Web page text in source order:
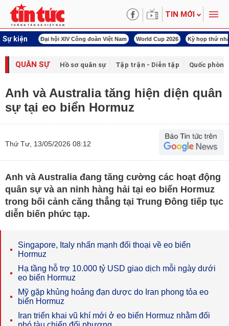
TIN MỚI
Sự kiện
ngày đêm Đại hội XIV Công đoàn Việt Nam World Cup 2026 Kỳ họp thứ
QUÂN SỰ Hồ sơ quân sự Tập trận - Diễn tập Quốc phòng
Anh và Australia tăng hiện diện quân
sự tại eo biển Hormuz
Thứ Tư, 13/05/2026 08:12
Anh và Australia đang tăng cường các hoạt động
quân sự và an ninh hàng hải tại eo biển Hormuz
trong bối cảnh căng thẳng tại Trung Đông tiếp tục
diễn biến phức tạp.
Singapore, Italy nhấn mạnh đối thoại về eo biển
Hormuz
Hạ tầng hỗ trợ 10.000 tỷ USD giao dịch mỗi ngày dưới
eo biển Hormuz
Mỹ gặp khủng hoảng đạn dược do Iran phong tỏa eo
biển Hormuz
Iran triển khai vũ khí mới ở eo biển Hormuz nhằm đối